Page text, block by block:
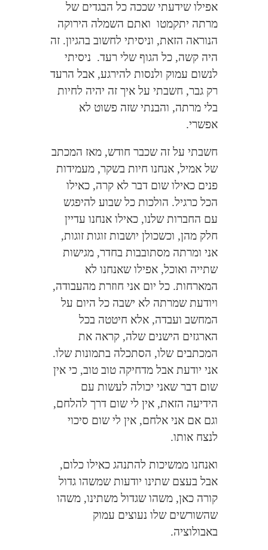
אפילו שידעתי שככה כל הבגדים של
מרתה יתקמטו ואתם השמלה הירוקה
הנוראה הזאת, וניסיתי לחשוב בהגיון. זה
היה קשה, כל הגוף שלי רעד. ניסיתי
לנשום עמוק ולנסות להירגע, אבל הרעד
רק גבר, חשבתי על איך זה יהיה לחיות
בלי מרתה, והבנתי שזה פשוט לא
אפשרי.
חשבתי על זה שכבר חודש, מאז המכתב
של אמיל, אנחנו חיות בשקר, מעמידות
פנים כאילו שום דבר לא קרה, כאילו
הכל כרגיל. הולכות כל שבוע להיפגש
עם החברות שלנו, כאילו אנחנו עדיין
חלק מהן, וכשכולן יושבות זוגות זוגות,
אני ומרתה מסתובבות בחדר, מגישות
שתייה ואוכל, אפילו שאנחנו לא
המארחות. כל יום אני חוזרת מהעבודה,
ויודעת שמרתה לא ישבה כל היום על
המחשב ועבדה, אלא חיטטה בכל
הארגזים הישנים שלה, קראה את
המכתבים שלו, הסתכלה בתמונות שלו.
אני יודעת אבל מדחיקה טוב טוב, כי אין
שום דבר שאני יכולה לעשות עם
הידיעה הזאת, אין לי שום דרך להלחם,
וגם אם אני אלחם, אין לי שום סיכוי
לנצח אותו.
ואנחנו ממשיכות להתנהג כאילו כלום,
אבל בעצם שתינו יודעות שמשהו גדול
קורה כאן, משהו שגדול משתינו, משהו
שהשורשים שלו נעוצים עמוק
באבולוציה.